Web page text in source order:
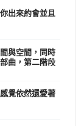
出來約會並且
與空間，同時
曲，第二階段
覺依然還愛著